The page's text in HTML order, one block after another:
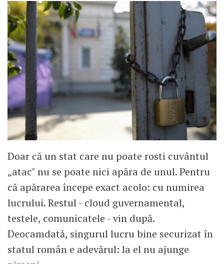
Doar că un stat care nu poate rosti cuvântul
„atac" nu se poate nici apăra de unul. Pentru
că apărarea începe exact acolo: cu numirea
lucrului. Restul - cloud guvernamental,
testele, comunicatele - vin după.
Deocamdată, singurul lucru bine securizat în
statul român e adevărul: la el nu ajunge